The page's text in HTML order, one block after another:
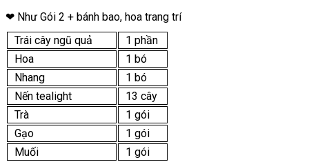
❤ Như Gói 2 + bánh bao, hoa trang trí
Trái cây ngũ quả
1 phần
Hoa
1 bó
Nhang
1 bó
Nến tealight
13 cây
Trà
1 gói
Gạo
1 gói
Muối
1 gói